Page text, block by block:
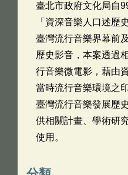
臺北市政府文化局自
「資深音樂人口述歷
臺灣流行音樂界幕前
歷史影音，本案透過
行音樂微電影，藉由
當時流行音樂環境之
臺灣流行音樂發展歷
供相關計畫、學術研
使用。